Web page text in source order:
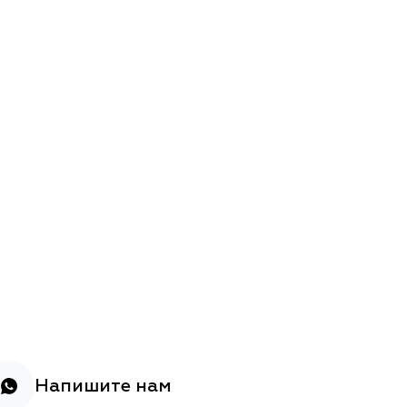
Напишите нам